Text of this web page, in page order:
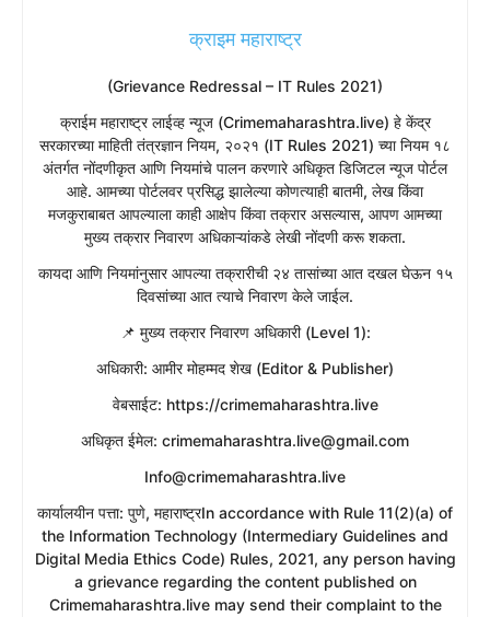
क्राइम महाराष्ट्र
(Grievance Redressal – IT Rules 2021)
​क्राईम महाराष्ट्र लाईव्ह न्यूज (Crimemaharashtra.live) हे केंद्र
सरकारच्या माहिती तंत्रज्ञान नियम, २०२१ (IT Rules 2021) च्या नियम १८
अंतर्गत नोंदणीकृत आणि नियमांचे पालन करणारे अधिकृत डिजिटल न्यूज पोर्टल
आहे. आमच्या पोर्टलवर प्रसिद्ध झालेल्या कोणत्याही बातमी, लेख किंवा
मजकुराबाबत आपल्याला काही आक्षेप किंवा तक्रार असल्यास, आपण आमच्या
मुख्य तक्रार निवारण अधिकाऱ्यांकडे लेखी नोंदणी करू शकता.
​कायदा आणि नियमांनुसार आपल्या तक्रारीची २४ तासांच्या आत दखल घेऊन १५
दिवसांच्या आत त्याचे निवारण केले जाईल.
​📌 मुख्य तक्रार निवारण अधिकारी (Level 1):
​अधिकारी: आमीर मोहम्मद शेख (Editor & Publisher)
​वेबसाईट: https://crimemaharashtra.live
​अधिकृत ईमेल: crimemaharashtra.live@gmail.com
Info@crimemaharashtra.live
​कार्यालयीन पत्ता: पुणे, महाराष्ट्रIn accordance with Rule 11(2)(a) of
the Information Technology (Intermediary Guidelines and
Digital Media Ethics Code) Rules, 2021, any person having
a grievance regarding the content published on
Crimemaharashtra.live may send their complaint to the